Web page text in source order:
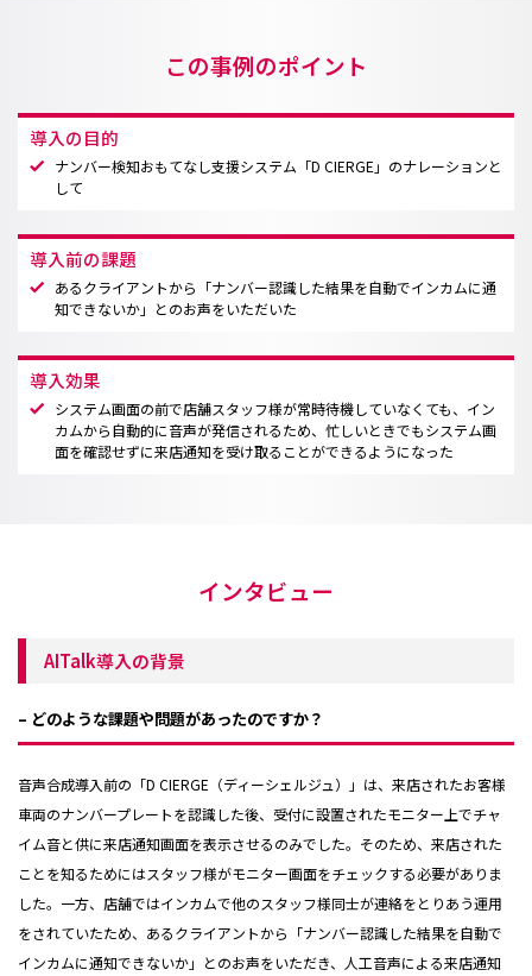
この事例のポイント
導入の目的
ナンバー検知おもてなし支援システム「D CIERGE」のナレーションと
して
導入前の課題
あるクライアントから「ナンバー認識した結果を自動でインカムに通
知できないか」とのお声をいただいた
導入効果
システム画面の前で店舗スタッフ様が常時待機していなくても、イン
カムから自動的に音声が発信されるため、忙しいときでもシステム画
面を確認せずに来店通知を受け取ることができるようになった
インタビュー
AITalk導入の背景
– どのような課題や問題があったのですか？
音声合成導入前の「D CIERGE（ディーシェルジュ）」は、来店されたお客様
車両のナンバープレートを認識した後、受付に設置されたモニター上でチャ
イム音と供に来店通知画面を表示させるのみでした。そのため、来店された
ことを知るためにはスタッフ様がモニター画面をチェックする必要がありま
した。一方、店舗ではインカムで他のスタッフ様同士が連絡をとりあう運用
をされていたため、あるクライアントから「ナンバー認識した結果を自動で
インカムに通知できないか」とのお声をいただき、人工音声による来店通知